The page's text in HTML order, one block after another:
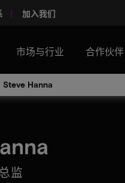
加入我们
市场与行业 合作伙伴
Steve Hanna
监